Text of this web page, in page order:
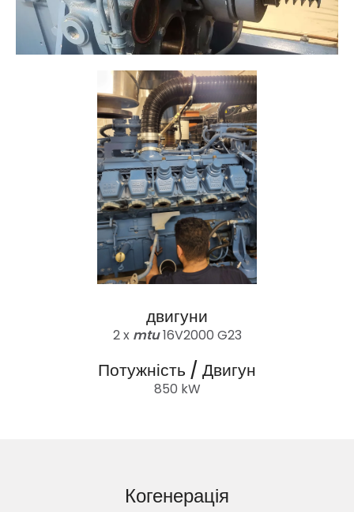
двигуни
2 x mtu16V2000 G23
Потужність / Двигун
850 kW
Когенерація